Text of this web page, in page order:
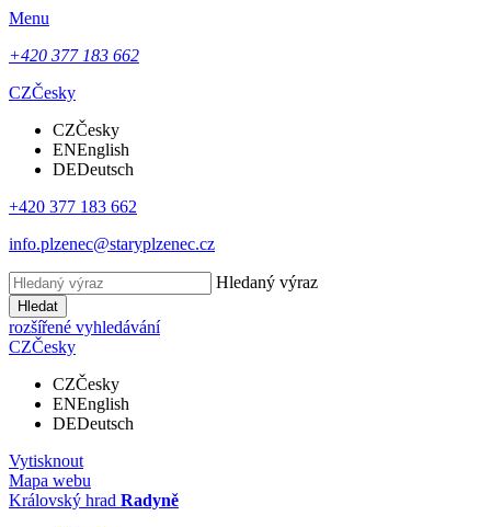
Menu
+420 377 183 662
CZČesky
CZČesky
ENEnglish
DEDeutsch
+420 377 183 662
info.plzenec@staryplzenec.cz
Hledaný výraz
Hledat
rozšířené vyhledávání
CZČesky
CZČesky
ENEnglish
DEDeutsch
Vytisknout
Mapa webu
Královský hrad Radyně